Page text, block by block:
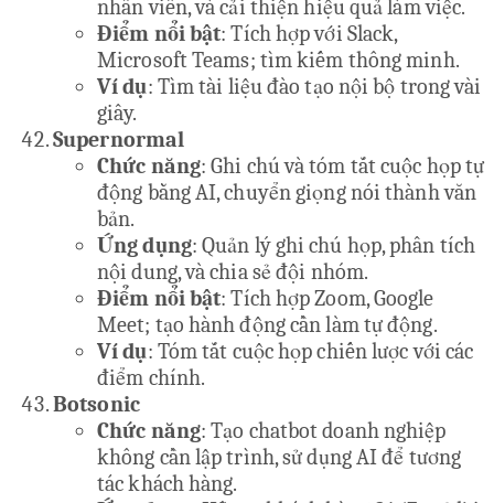
nhân viên, và cải thiện hiệu quả làm việc.
Điểm nổi bật: Tích hợp với Slack,
Microsoft Teams; tìm kiếm thông minh.
Ví dụ: Tìm tài liệu đào tạo nội bộ trong vài
giây.
Supernormal
Chức năng: Ghi chú và tóm tắt cuộc họp tự
động bằng AI, chuyển giọng nói thành văn
bản.
Ứng dụng: Quản lý ghi chú họp, phân tích
nội dung, và chia sẻ đội nhóm.
Điểm nổi bật: Tích hợp Zoom, Google
Meet; tạo hành động cần làm tự động.
Ví dụ: Tóm tắt cuộc họp chiến lược với các
điểm chính.
Botsonic
Chức năng: Tạo chatbot doanh nghiệp
không cần lập trình, sử dụng AI để tương
tác khách hàng.